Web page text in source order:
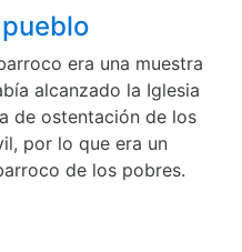
era una muestra
alcanzado la Iglesia
de ostentación de los
por lo que era un
de los pobres.